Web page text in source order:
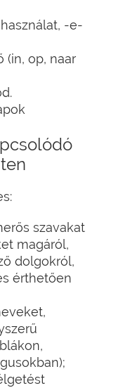
-e-
(in, op, naar
szavakat
magáról,
dolgokról,
érthetően